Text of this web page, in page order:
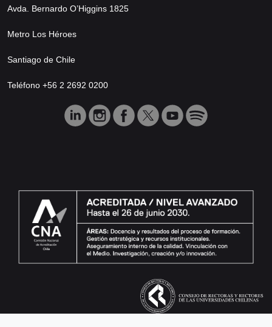
Avda. Bernardo O’Higgins 1825
Metro Los Héroes
Santiago de Chile
Teléfono +56 2 2692 0200